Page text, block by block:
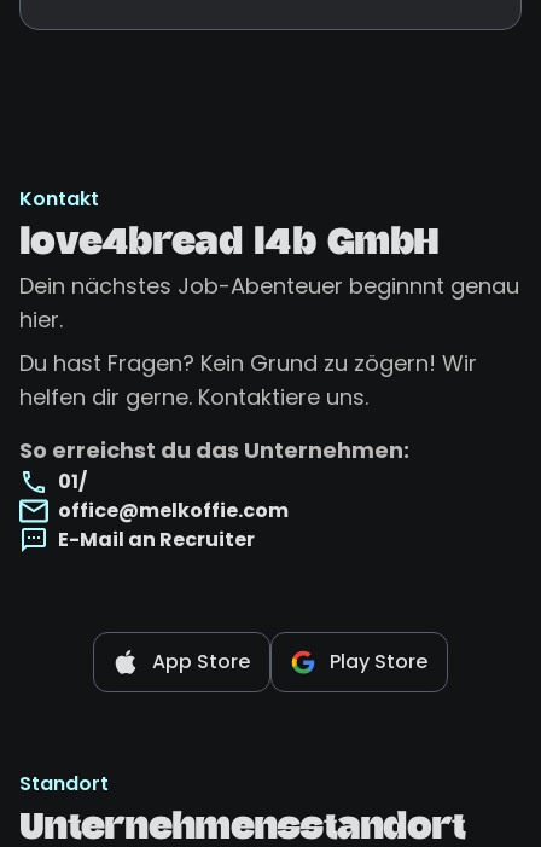
Kontakt
love4bread l4b GmbH
Dein nächstes Job-Abenteuer beginnnt genau
hier.
Du hast Fragen? Kein Grund zu zögern! Wir
helfen dir gerne. Kontaktiere uns.
So erreichst du das Unternehmen:
01/
office@melkoffie.com
E-Mail an Recruiter
App Store Play Store
Standort
Unternehmensstandort